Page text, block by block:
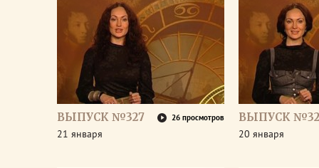
ВЫПУСК №327 26 просмотров
21 января
ВЫПУСК
20 января